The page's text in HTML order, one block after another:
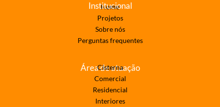
Home
Projetos
Sobre nós
Perguntas frequentes
Institucional
Área de atuação
Cisterna
Comercial
Residencial
Interiores